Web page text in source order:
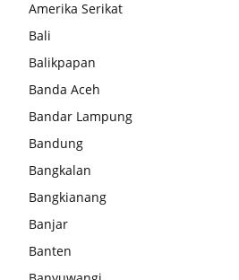
Amerika Serikat
Bali
Balikpapan
Banda Aceh
Bandar Lampung
Bandung
Bangkalan
Bangkianang
Banjar
Banten